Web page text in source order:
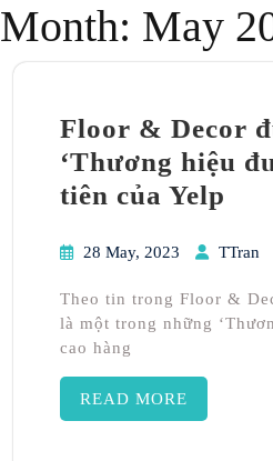
Month: May
Floor & Decor
‘Thương hiệu
tiên của Yelp
28 May, 2023 TTran
Theo tin trong Floor &
là một trong những
cao hàng
READ MORE